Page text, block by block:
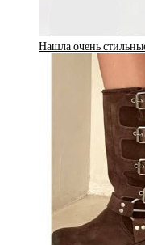
Нашла очень